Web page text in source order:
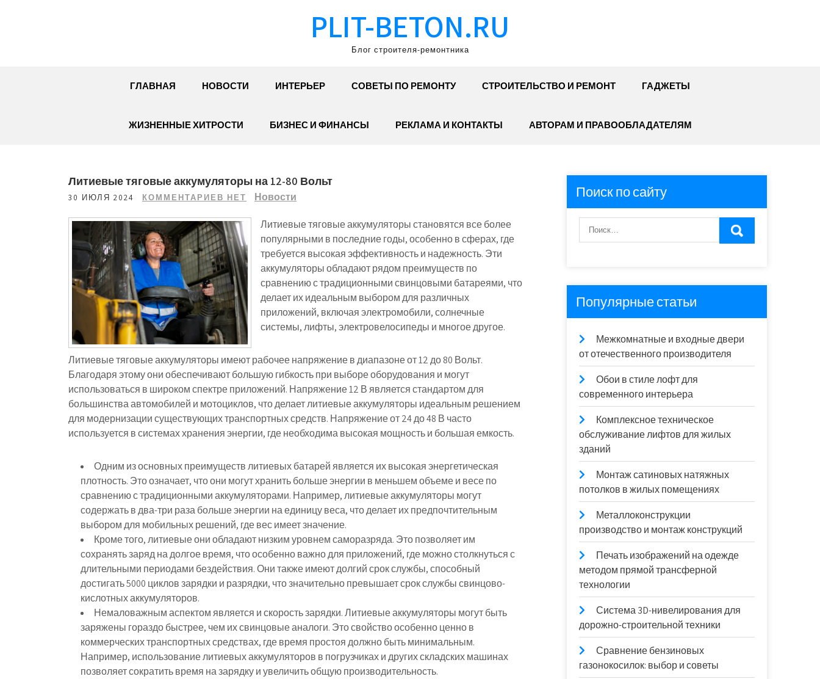
PLIT-BETON.RU
Блог строителя-ремонтника
ГЛАВНАЯ НОВОСТИ ИНТЕРЬЕР СОВЕТЫ ПО РЕМОНТУ СТРОИТЕЛЬСТВО И РЕМОНТ ГАДЖЕТЫ
ЖИЗНЕННЫЕ ХИТРОСТИ БИЗНЕС И ФИНАНСЫ РЕКЛАМА И КОНТАКТЫ АВТОРАМ И ПРАВООБЛАДАТЕЛЯМ
Литиевые тяговые аккумуляторы на 12-80 Вольт
30 ИЮЛЯ 2024 КОММЕНТАРИЕВ НЕТ Новости
Литиевые тяговые аккумуляторы становятся все более
популярными в последние годы, особенно в сферах, где
требуется высокая эффективность и надежность. Эти
аккумуляторы обладают рядом преимуществ по
сравнению с традиционными свинцовыми батареями, что
делает их идеальным выбором для различных
приложений, включая электромобили, солнечные
системы, лифты, электровелосипеды и многое другое.
Литиевые тяговые аккумуляторы имеют рабочее напряжение в диапазоне от 12 до 80 Вольт.
Благодаря этому они обеспечивают большую гибкость при выборе оборудования и могут
использоваться в широком спектре приложений. Напряжение 12 В является стандартом для
большинства автомобилей и мотоциклов, что делает литиевые аккумуляторы идеальным решением
для модернизации существующих транспортных средств. Напряжение от 24 до 48 В часто
используется в системах хранения энергии, где необходима высокая мощность и большая емкость.
Одним из основных преимуществ литиевых батарей является их высокая энергетическая
плотность. Это означает, что они могут хранить больше энергии в меньшем объеме и весе по
сравнению с традиционными аккумуляторами. Например, литиевые аккумуляторы могут
содержать в два-три раза больше энергии на единицу веса, что делает их предпочтительным
выбором для мобильных решений, где вес имеет значение.
Кроме того, литиевые они обладают низким уровнем саморазряда. Это позволяет им
сохранять заряд на долгое время, что особенно важно для приложений, где можно столкнуться с
длительными периодами бездействия. Они также имеют долгий срок службы, способный
достигать 5000 циклов зарядки и разрядки, что значительно превышает срок службы свинцово-
кислотных аккумуляторов.
Немаловажным аспектом является и скорость зарядки. Литиевые аккумуляторы могут быть
заряжены гораздо быстрее, чем их свинцовые аналоги. Это свойство особенно ценно в
коммерческих транспортных средствах, где время простоя должно быть минимальным.
Например, использование литиевых аккумуляторов в погрузчиках и других складских машинах
позволяет сократить время на зарядку и увеличить общую производительность.
Поиск по сайту
Популярные статьи
Межкомнатные и входные двери
от отечественного производителя
Обои в стиле лофт для
современного интерьера
Комплексное техническое
обслуживание лифтов для жилых
зданий
Монтаж сатиновых натяжных
потолков в жилых помещениях
Металлоконструкции
производство и монтаж конструкций
Печать изображений на одежде
методом прямой трансферной
технологии
Система 3D-нивелирования для
дорожно-строительной техники
Сравнение бензиновых
газонокосилок: выбор и советы